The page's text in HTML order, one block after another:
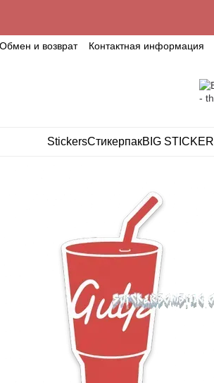
Обмен и возврат Контактная информация
StickersСтикерпакBIG STICKER